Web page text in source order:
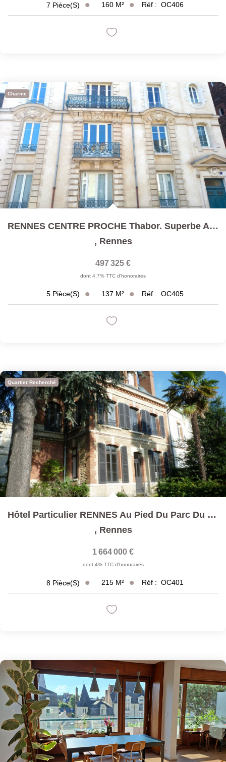
7 Pièce(s) 160 M² Réf : OC406
Charme
RENNES CENTRE PROCHE Thabor. Superbe Appartement 5 Pièces...
, Rennes
497 325 €
dont 4,7% TTC d'honoraires
5 Pièce(s) 137 M² Réf : OC405
Quartier Recherché
Hôtel Particulier RENNES Au Pied Du Parc Du Thabor
, Rennes
1 664 000 €
dont 4% TTC d'honoraires
8 Pièce(s) 215 M² Réf : OC401